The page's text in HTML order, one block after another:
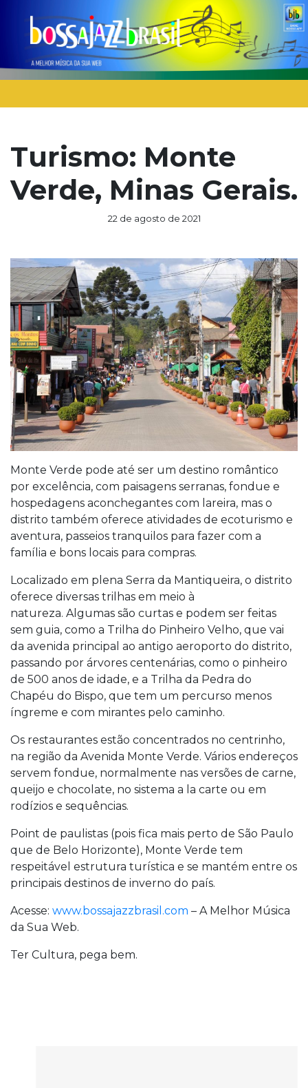
Turismo: Monte
Verde, Minas Gerais.
22 de agosto de 2021
Monte Verde pode até ser um destino romântico
por excelência, com paisagens serranas, fondue e
hospedagens aconchegantes com lareira, mas o
distrito também oferece atividades de ecoturismo e
aventura, passeios tranquilos para fazer com a
família e bons locais para compras.
Localizado em plena Serra da Mantiqueira, o distrito
oferece diversas trilhas em meio à
natureza. Algumas são curtas e podem ser feitas
sem guia, como a Trilha do Pinheiro Velho, que vai
da avenida principal ao antigo aeroporto do distrito,
passando por árvores centenárias, como o pinheiro
de 500 anos de idade, e a Trilha da Pedra do
Chapéu do Bispo, que tem um percurso menos
íngreme e com mirantes pelo caminho.
Os restaurantes estão concentrados no centrinho,
na região da Avenida Monte Verde. Vários endereços
servem fondue, normalmente nas versões de carne,
queijo e chocolate, no sistema a la carte ou em
rodízios e sequências.
Point de paulistas (pois fica mais perto de São Paulo
que de Belo Horizonte), Monte Verde tem
respeitável estrutura turística e se mantém entre os
principais destinos de inverno do país.
Acesse: www.bossajazzbrasil.com – A Melhor Música
da Sua Web.
Ter Cultura, pega bem.